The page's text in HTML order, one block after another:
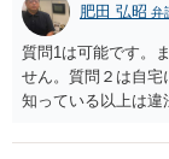
肥田 弘昭 弁
質問1は可能です。
せん。質問２は自宅
知っている以上は違
かと思います。有責